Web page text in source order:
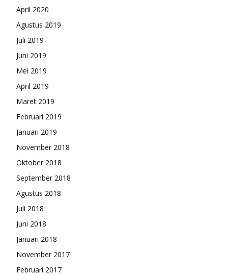
April 2020
Agustus 2019
Juli 2019
Juni 2019
Mei 2019
April 2019
Maret 2019
Februari 2019
Januari 2019
November 2018
Oktober 2018
September 2018
Agustus 2018
Juli 2018
Juni 2018
Januari 2018
November 2017
Februari 2017